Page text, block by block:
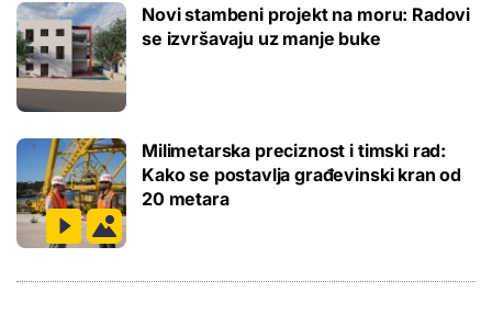
Novi stambeni projekt na moru: Radovi
se izvršavaju uz manje buke
Milimetarska preciznost i timski rad:
Kako se postavlja građevinski kran od
20 metara